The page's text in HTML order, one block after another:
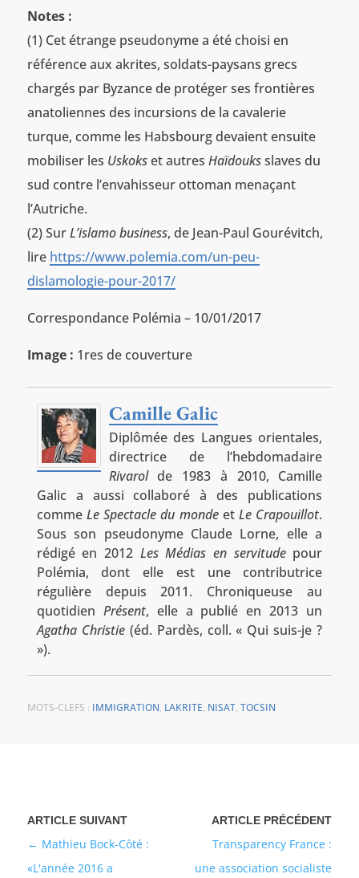
Notes :
(1) Cet étrange pseudonyme a été choisi en
référence aux akrites, soldats-paysans grecs
chargés par Byzance de protéger ses frontières
anatoliennes des incursions de la cavalerie
turque, comme les Habsbourg devaient ensuite
mobiliser les Uskokset autres Haïdouksslaves du
sud contre l’envahisseur ottoman menaçant
l’Autriche.
(2) SurL’islamo business, de Jean-Paul Gourévitch,
lire https://www.polemia.com/un-peu-
dislamologie-pour-2017/
Correspondance Polémia – 10/01/2017
Image : 1res de couverture
Camille Galic
Diplômée des Langues orientales,
directrice de l’hebdomadaire
Rivarolde 1983 à 2010, Camille
Galic a aussi collaboré à des publications
comme Le Spectacle du mondeetLe Crapouillot.
Sous son pseudonyme Claude Lorne, elle a
rédigé en 2012 Les Médias en servitudepour
Polémia, dont elle est une contributrice
régulière depuis 2011. Chroniqueuse au
quotidien Présent, elle a publié en 2013 un
Agatha Christie(éd. Pardès, coll. « Qui suis-je ?
»).
MOTS-CLEFS : IMMIGRATION, LAKRITE, NISAT, TOCSIN
Transparency France :
une association socialiste
Mathieu Bock-Côté :
«L'année 2016 a